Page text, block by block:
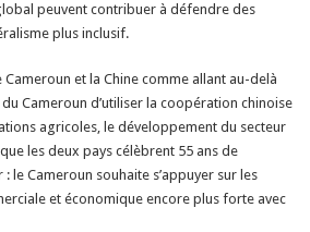
peuvent contribuer à défendre des
plus inclusif.
et la Chine comme allant au-delà
Cameroun d’utiliser la coopération chinoise
agricoles, le développement du secteur
les deux pays célèbrent 55 ans de
le Cameroun souhaite s’appuyer sur les
et économique encore plus forte avec